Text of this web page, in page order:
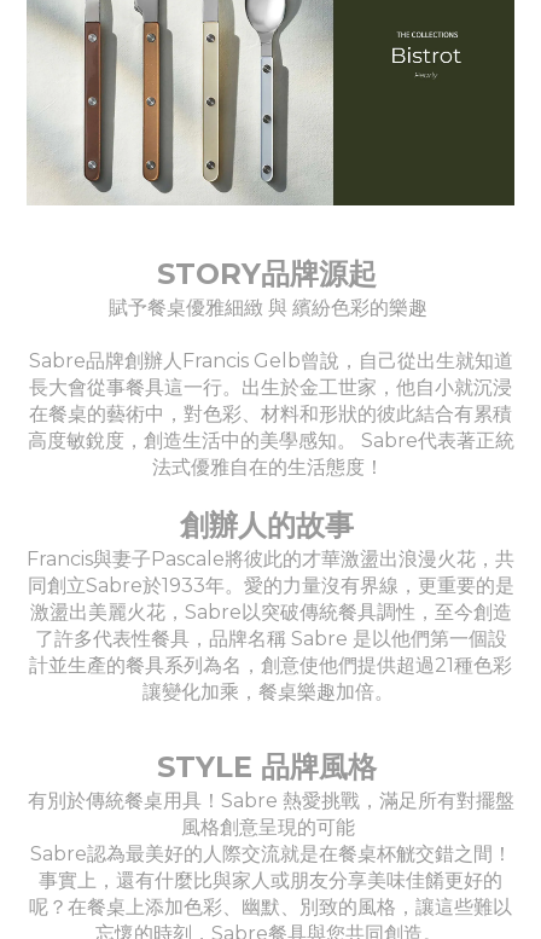
STORY品牌源起
賦予餐桌優雅細緻 與 繽紛色彩的樂趣
Sabre品牌創辦人Francis Gelb曾說，自己從出生就知道
長大會從事餐具這一行。出生於金工世家，他自小就沉浸
在餐桌的藝術中，對色彩、材料和形狀的彼此結合有累積
高度敏銳度，創造生活中的美學感知。 Sabre代表著正統
法式優雅自在的生活態度！
創辦人的故事
Francis與妻子Pascale將彼此的才華激盪出浪漫火花，共
同創立Sabre於1933年。愛的力量沒有界線，更重要的是
激盪出美麗火花，Sabre以突破傳統餐具調性，至今創造
了許多代表性餐具，品牌名稱 Sabre 是以他們第一個設
計並生產的餐具系列為名，創意使他們提供超過21種色彩
讓變化加乘，餐桌樂趣加倍。
STYLE 品牌風格
有別於傳統餐桌用具！Sabre 熱愛挑戰，滿足所有對擺盤
風格創意呈現的可能
Sabre認為最美好的人際交流就是在餐桌杯觥交錯之間！
事實上，還有什麼比與家人或朋友分享美味佳餚更好的
呢？在餐桌上添加色彩、幽默、別致的風格，讓這些難以
忘懷的時刻，Sabre餐具與您共同創造。